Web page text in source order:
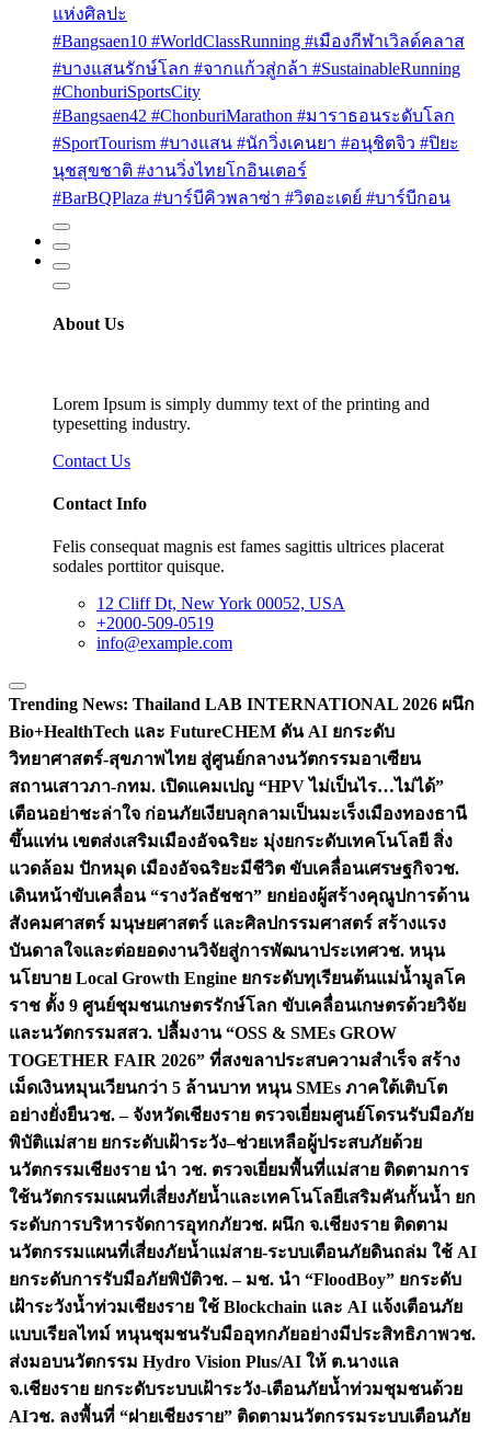
แห่งศิลปะ
#Bangsaen10 #WorldClassRunning #เมืองกีฬาเวิลด์คลาส
#บางแสนรักษ์โลก #จากแก้วสู่กล้า #SustainableRunning
#ChonburiSportsCity
#Bangsaen42 #ChonburiMarathon #มาราธอนระดับโลก
#SportTourism #บางแสน #นักวิ่งเคนยา #อนุชิตจิว #ปิยะ
นุชสุขชาติ #งานวิ่งไทยโกอินเตอร์
#BarBQPlaza #บาร์บีคิวพลาซ่า #วิตอะเดย์ #บาร์บีกอน
About Us
Lorem Ipsum is simply dummy text of the printing and
typesetting industry.
Contact Us
Contact Info
Felis consequat magnis est fames sagittis ultrices placerat
sodales porttitor quisque.
12 Cliff Dt, New York 00052, USA
+2000-509-0519
info@example.com
Trending News: Thailand LAB INTERNATIONAL 2026 ผนึก
Bio+HealthTech และ FutureCHEM ดัน AI ยกระดับ
วิทยาศาสตร์-สุขภาพไทย สู่ศูนย์กลางนวัตกรรมอาเซียน
สถานเสาวภา-กทม. เปิดแคมเปญ “HPV ไม่เป็นไร…ไม่ได้”
เตือนอย่าชะล่าใจ ก่อนภัยเงียบลุกลามเป็นมะเร็งเมืองทองธานี
ขึ้นแท่น เขตส่งเสริมเมืองอัจฉริยะ มุ่งยกระดับเทคโนโลยี สิ่ง
แวดล้อม ปักหมุด เมืองอัจฉริยะมีชีวิต ขับเคลื่อนเศรษฐกิจวช.
เดินหน้าขับเคลื่อน “รางวัลธัชชา” ยกย่องผู้สร้างคุณูปการด้าน
สังคมศาสตร์ มนุษยศาสตร์ และศิลปกรรมศาสตร์ สร้างแรง
บันดาลใจและต่อยอดงานวิจัยสู่การพัฒนาประเทศวช. หนุน
นโยบาย Local Growth Engine ยกระดับทุเรียนต้นแม่น้ำมูลโค
ราช ตั้ง 9 ศูนย์ชุมชนเกษตรรักษ์โลก ขับเคลื่อนเกษตรด้วยวิจัย
และนวัตกรรมสสว. ปลื้มงาน “OSS & SMEs GROW
TOGETHER FAIR 2026” ที่สงขลาประสบความสำเร็จ สร้าง
เม็ดเงินหมุนเวียนกว่า 5 ล้านบาท หนุน SMEs ภาคใต้เติบโต
อย่างยั่งยืนวช. – จังหวัดเชียงราย ตรวจเยี่ยมศูนย์โดรนรับมือภัย
พิบัติแม่สาย ยกระดับเฝ้าระวัง–ช่วยเหลือผู้ประสบภัยด้วย
นวัตกรรมเชียงราย นำ วช. ตรวจเยี่ยมพื้นที่แม่สาย ติดตามการ
ใช้นวัตกรรมแผนที่เสี่ยงภัยน้ำและเทคโนโลยีเสริมคันกั้นน้ำ ยก
ระดับการบริหารจัดการอุทกภัยวช. ผนึก จ.เชียงราย ติดตาม
นวัตกรรมแผนที่เสี่ยงภัยน้ำแม่สาย-ระบบเตือนภัยดินถล่ม ใช้ AI
ยกระดับการรับมือภัยพิบัติวช. – มช. นำ “FloodBoy” ยกระดับ
เฝ้าระวังน้ำท่วมเชียงราย ใช้ Blockchain และ AI แจ้งเตือนภัย
แบบเรียลไทม์ หนุนชุมชนรับมืออุทกภัยอย่างมีประสิทธิภาพวช.
ส่งมอบนวัตกรรม Hydro Vision Plus/AI ให้ ต.นางแล
จ.เชียงราย ยกระดับระบบเฝ้าระวัง-เตือนภัยน้ำท่วมชุมชนด้วย
AIวช. ลงพื้นที่ “ฝายเชียงราย” ติดตามนวัตกรรมระบบเตือนภัย